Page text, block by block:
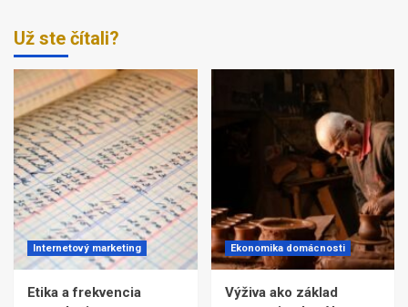
Už ste čítali?
Internetový marketing
Etika a frekvencia
Ekonomika domácnosti
Výživa ako základ